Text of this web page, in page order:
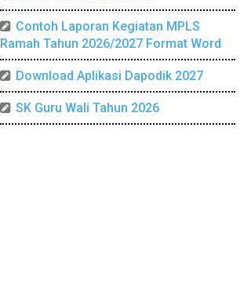
Contoh Laporan Kegiatan MPLS
Ramah Tahun 2026/2027 Format Word
Download Aplikasi Dapodik 2027
SK Guru Wali Tahun 2026